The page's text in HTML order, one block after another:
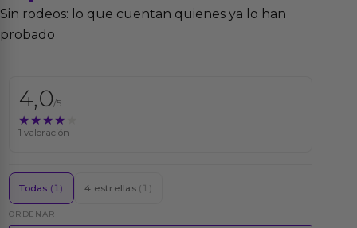
Sin rodeos: lo que cuentan quienes ya lo han
probado
4,0/5
★★★★★
★★★★★
1 valoración
Todas (1) 4 estrellas (1)
ORDENAR